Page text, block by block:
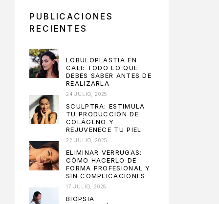
PUBLICACIONES
RECIENTES
LOBULOPLASTIA EN
CALI: TODO LO QUE
DEBES SABER ANTES DE
REALIZARLA
24 JULIO, 2025
SCULPTRA: ESTIMULA
TU PRODUCCIÓN DE
COLÁGENO Y
REJUVENECE TU PIEL
22 JULIO, 2025
ELIMINAR VERRUGAS:
CÓMO HACERLO DE
FORMA PROFESIONAL Y
SIN COMPLICACIONES
17 JULIO, 2025
BIOPSIA